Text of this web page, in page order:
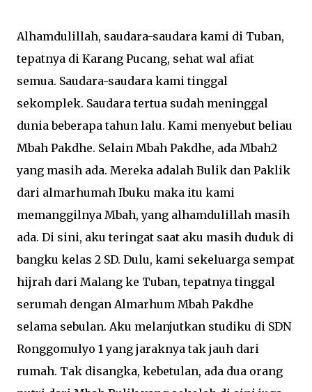
Alhamdulillah, saudara-saudara kami di Tuban,
tepatnya di Karang Pucang, sehat wal afiat
semua. Saudara-saudara kami tinggal
sekomplek. Saudara tertua sudah meninggal
dunia beberapa tahun lalu. Kami menyebut beliau
Mbah Pakdhe. Selain Mbah Pakdhe, ada Mbah2
yang masih ada. Mereka adalah Bulik dan Paklik
dari almarhumah Ibuku maka itu kami
memanggilnya Mbah, yang alhamdulillah masih
ada. Di sini, aku teringat saat aku masih duduk di
bangku kelas 2 SD. Dulu, kami sekeluarga sempat
hijrah dari Malang ke Tuban, tepatnya tinggal
serumah dengan Almarhum Mbah Pakdhe
selama sebulan. Aku melanjutkan studiku di SDN
Ronggomulyo 1 yang jaraknya tak jauh dari
rumah. Tak disangka, kebetulan, ada dua orang